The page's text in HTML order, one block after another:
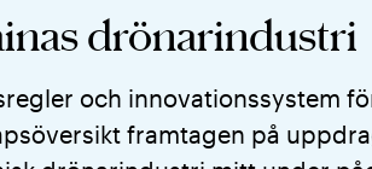
drönarindustri
och innovationssystem
framtagen på